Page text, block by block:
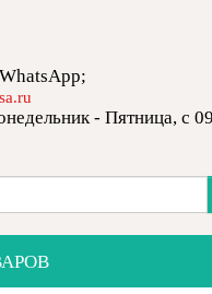
- Пятница, с